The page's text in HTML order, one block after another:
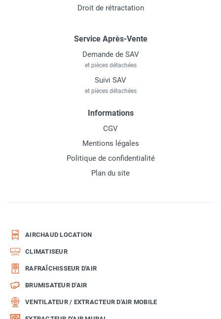
Droit de rétractation
Service Après-Vente
Demande de SAV
et pièces détachées
Suivi SAV
et pièces détachées
Informations
CGV
Mentions légales
Politique de confidentialité
Plan du site
AIRCHAUD LOCATION
CLIMATISEUR
RAFRAÎCHISSEUR D'AIR
BRUMISATEUR D'AIR
VENTILATEUR / EXTRACTEUR D'AIR MOBILE